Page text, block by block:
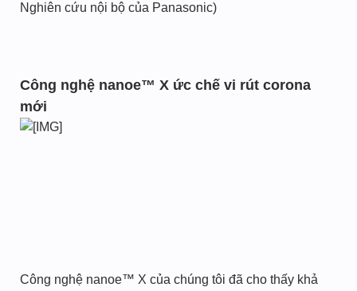
Nghiên cứu nội bộ của Panasonic)
Công nghệ nanoe™ X ức chế vi rút corona
mới
Công nghệ nanoe™ X của chúng tôi đã cho thấy khả